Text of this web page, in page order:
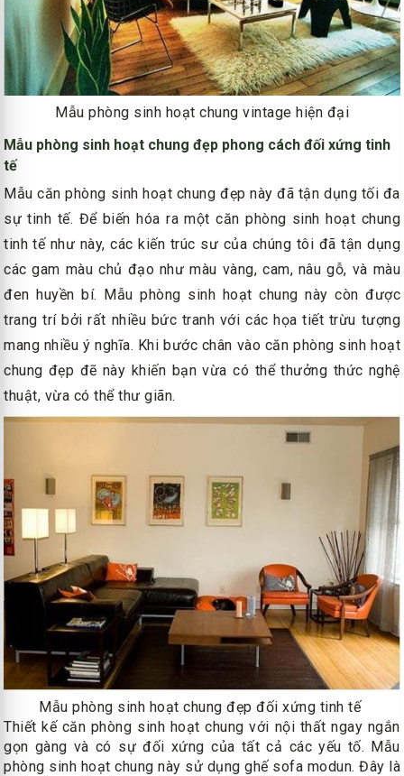
Mẫu phòng sinh hoạt chung vintage hiện đại
Mẫu phòng sinh hoạt chung đẹp phong cách đối xứng tinh
tế
Mẫu căn phòng sinh hoạt chung đẹp này đã tận dụng tối đa
sự tinh tế. Để biến hóa ra một căn phòng sinh hoạt chung
tinh tế như này, các kiến trúc sư của chúng tôi đã tận dụng
các gam màu chủ đạo như màu vàng, cam, nâu gỗ, và màu
đen huyền bí. Mẫu phòng sinh hoạt chung này còn được
trang trí bởi rất nhiều bức tranh với các họa tiết trừu tượng
mang nhiều ý nghĩa. Khi bước chân vào căn phòng sinh hoạt
chung đẹp đẽ này khiến bạn vừa có thể thưởng thức nghệ
thuật, vừa có thể thư giãn.
Mẫu phòng sinh hoạt chung đẹp đối xứng tinh tế
Thiết kế căn phòng sinh hoạt chung với nội thất ngay ngắn
gọn gàng và có sự đối xứng của tất cả các yếu tố. Mẫu
phòng sinh hoạt chung này sử dụng ghế sofa modun. Đây là